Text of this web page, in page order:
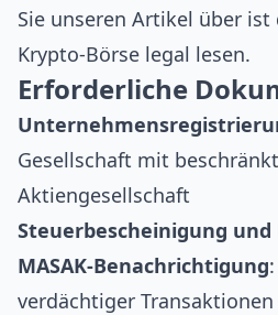
Sie unseren Artikel über ist
Krypto-Börse legal lesen.
Erforderliche
Gesellschaft mit
Aktiengesellschaft
Steuerbescheinigung und
MASAK-Benachrichtigung
verdächtiger Transaktionen